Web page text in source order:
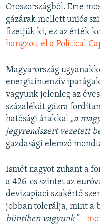
Oroszországból. Erre
gázárak mellett uniós
fizetjük ki, ez az érték
hangzott el a Political
Magyarország
energiaintenzív
vagyunk jelenleg az
százalékát gázra
hatósági árakkal „a
jegyrendszert vezetett
gazdasági elemző
Ismét nagyot zuhant a
a 426-os szintet az
devizapiaci szakértő
jobban tolerálja, mint a
büntiben vagyunk”–